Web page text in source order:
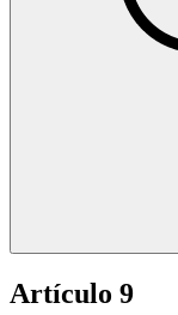
Artículo 9